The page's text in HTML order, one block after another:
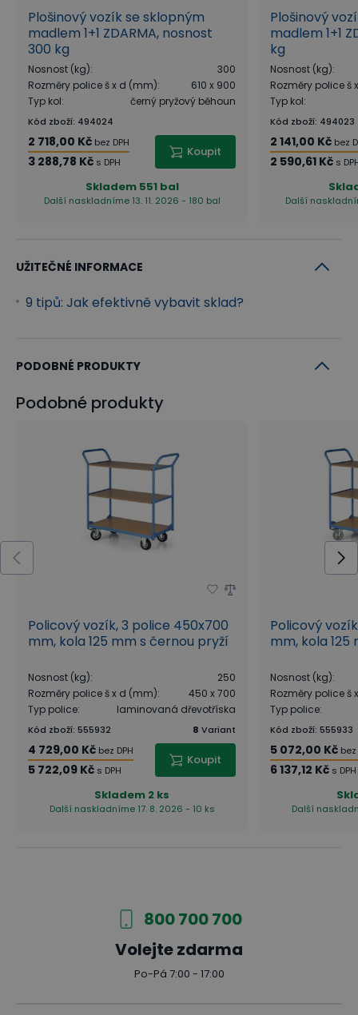
Plošinový vozík se sklopným
madlem 1+1 ZDARMA, nosnost
300 kg
Nosnost (kg):
300
Rozměry police š x d (mm):
610 x 900
Typ kol: černý pryžový běhoun
Kód zboží: 494024
2 718,00 Kč bez DPH
3 288,78 Kč s DPH
Koupit
Skladem 551 bal
Další naskladníme 13. 11. 2026 - 180 bal
Plošinový
madlem 1+1
kg
Nosnost (kg):
Rozměry police š
Typ kol:
Kód zboží: 494023
2 141,00 Kč bez
2 590,61 Kč s
Další
UŽITEČNÉ INFORMACE
9 tipů: Jak efektivně vybavit sklad?
PODOBNÉ PRODUKTY
Podobné produkty
Policový vozík, 3 police 450x700
mm, kola 125 mm s černou pryží
Nosnost (kg):
250
Rozměry police š x d (mm):
450 x 700
Typ police: laminovaná dřevotříska
Kód zboží: 555932 8 Variant
4 729,00 Kč bez DPH
5 722,09 Kč s DPH
Koupit
Skladem 2 ks
Další naskladníme 17. 8. 2026 - 10 ks
Policový
mm, kola 125
Nosnost (kg):
Rozměry police š
Typ police:
Kód zboží: 555933
5 072,00 Kč bez
6 137,12 Kč s DPH
Další
800 700 700
Volejte zdarma
Po-Pá 7:00 - 17:00